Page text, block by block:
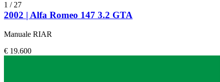
1 / 27
2002 | Alfa Romeo 147 3.2 GTA
Manuale RIAR
€ 19.600